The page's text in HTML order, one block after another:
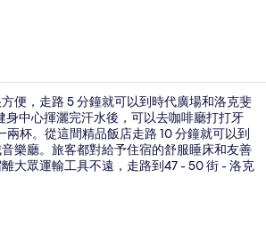
便，走路 5 分鐘就可以到時代廣場和洛克斐
身中心揮灑完汗水後，可以去咖啡廳打打牙
杯。從這間精品飯店走路 10 分鐘就可以到
樂廳。旅客都對給予住宿的舒服睡床和友善
大眾運輸工具不遠，走路到47 - 50 街 - 洛克